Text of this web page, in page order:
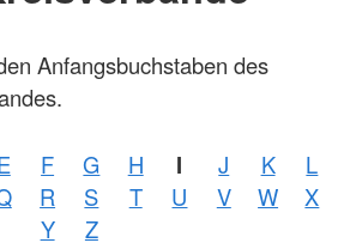
Anfangsbuchstaben des
F G H I J K
L
R S T U V W
X
Y
Z